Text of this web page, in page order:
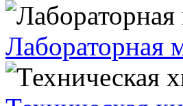
Лабораторная